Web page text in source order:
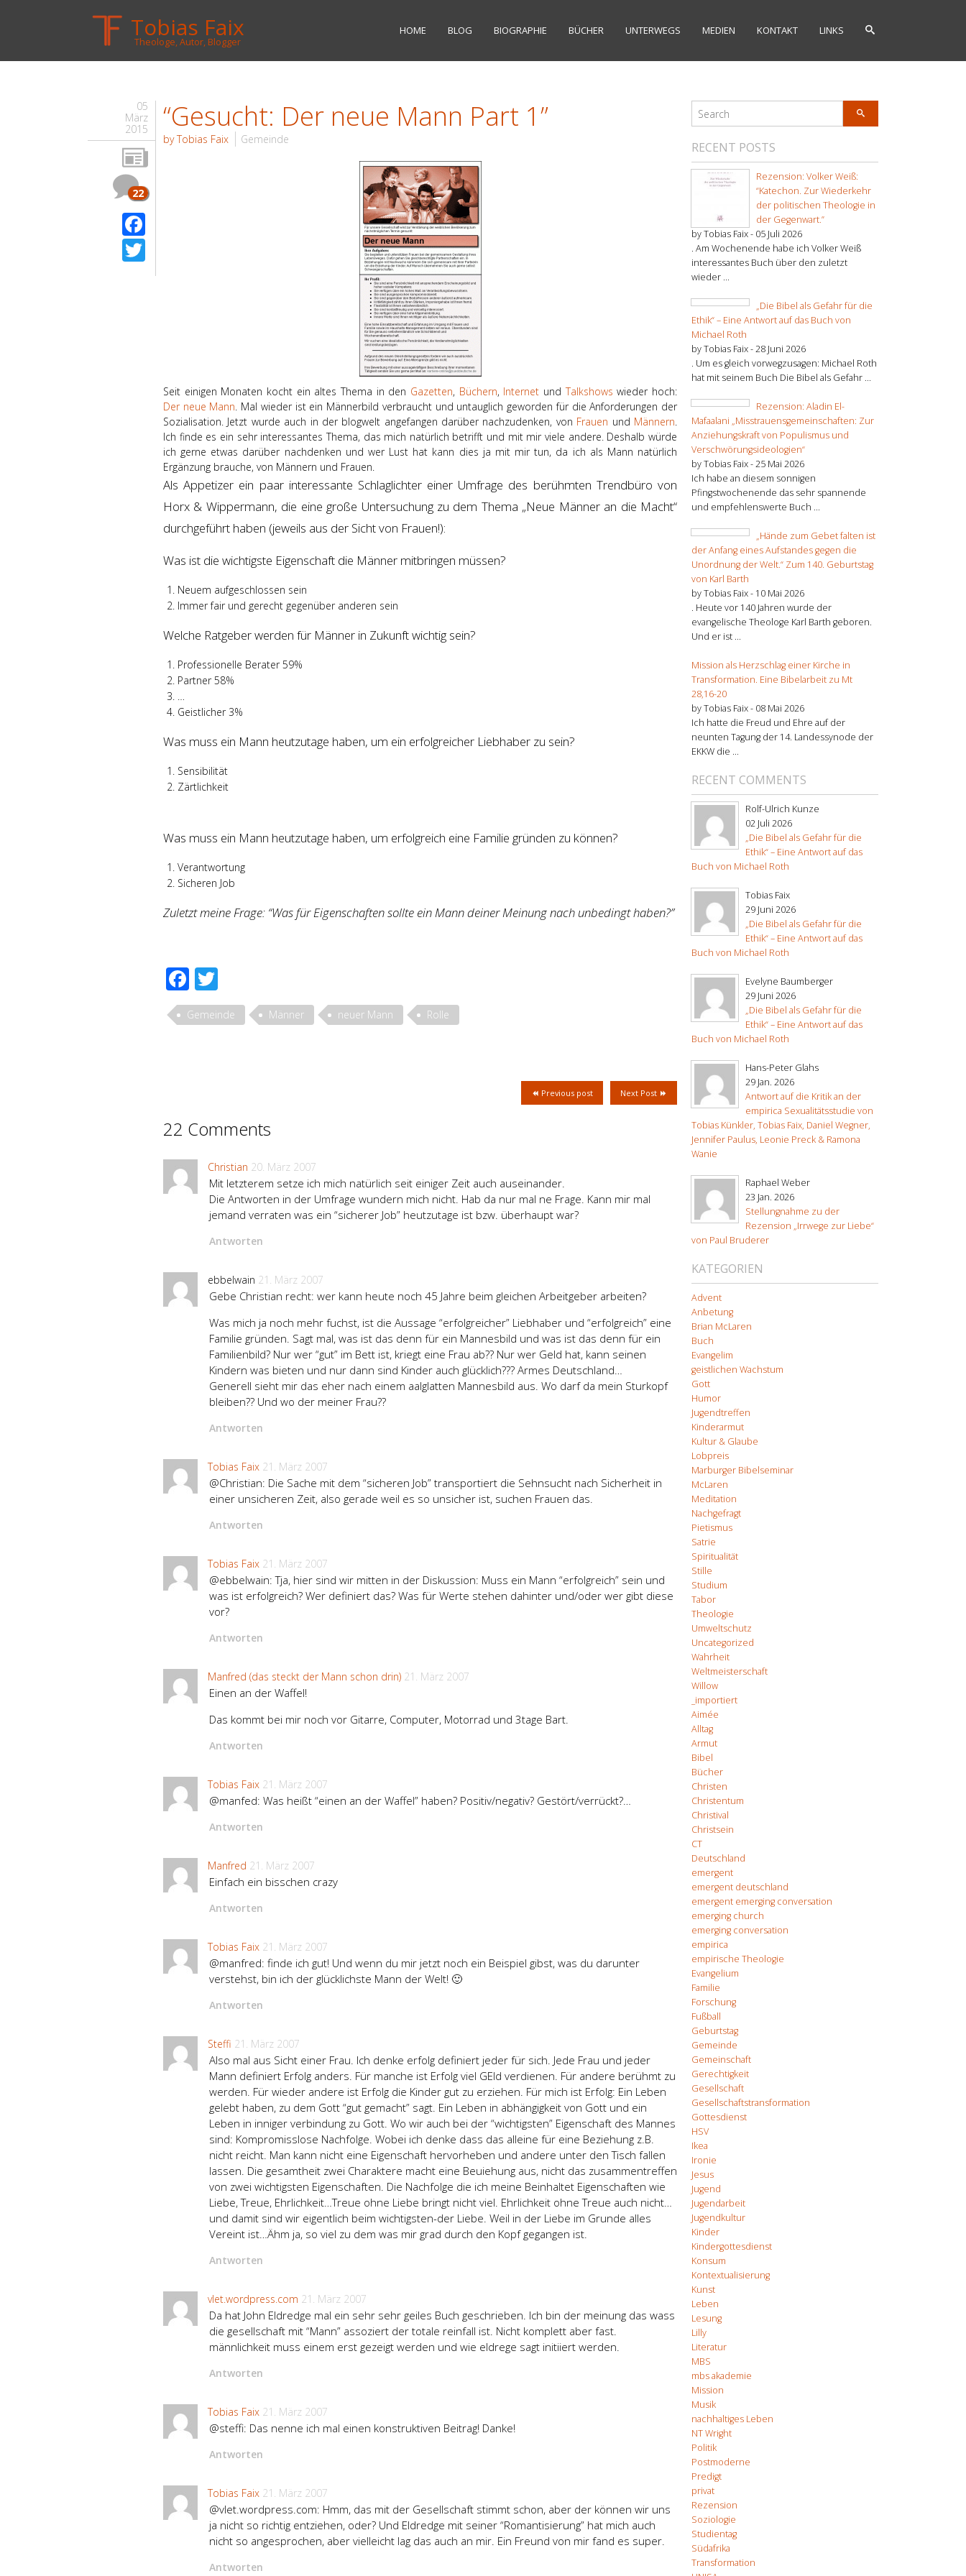
Tobias Faix
Theologe, Autor, Blogger
HOME BLOG BIOGRAPHIE BÜCHER UNTERWEGS MEDIEN KONTAKT LINKS
05
März
2015
22
“Gesucht: Der neue Mann Part 1”
by Tobias Faix Gemeinde
Seit einigen Monaten kocht ein altes Thema in den Gazetten, Büchern, Internet undTalkshowswieder hoch:
Der neue Mann. Mal wieder ist ein Männerbild verbraucht und untauglich geworden für die Anforderungen der
Sozialisation. Jetzt wurde auch in der blogwelt angefangen darüber nachzudenken, von Frauen und Männern.
Ich finde es ein sehr interessantes Thema, das mich natürlich betrifft und mit mir viele andere. Deshalb würde
ich gerne etwas darüber nachdenken und wer Lust hat kann dies ja mit mir tun, da ich als Mann natürlich
Ergänzung brauche, von Männern und Frauen.
Als Appetizer ein paar interessante Schlaglichter einer Umfrage des berühmten Trendbüro von
Horx & Wippermann, die eine große Untersuchung zu dem Thema „Neue Männer an die Macht“
durchgeführt haben (jeweils aus der Sicht von Frauen!):
Was ist die wichtigste Eigenschaft die Männer mitbringen müssen?
Neuem aufgeschlossen sein
Immer fair und gerecht gegenüber anderen sein
Welche Ratgeber werden für Männer in Zukunft wichtig sein?
Professionelle Berater 59%
Partner 58%
…
Geistlicher 3%
Was muss ein Mann heutzutage haben, um ein erfolgreicher Liebhaber zu sein?
Sensibilität
Zärtlichkeit
Was muss ein Mann heutzutage haben, um erfolgreich eine Familie gründen zu können?
Verantwortung
Sicheren Job
Zuletzt meine Frage: “Was für Eigenschaften sollte ein Mann deiner Meinung nach unbedingt haben?”
Facebook
Gemeinde Männer neuer Mann Rolle
Next Post
Previous post
22 Comments
Christian 20. März 2007
Mit letzterem setze ich mich natürlich seit einiger Zeit auch auseinander.
Die Antworten in der Umfrage wundern mich nicht. Hab da nur mal ne Frage. Kann mir mal
jemand verraten was ein “sicherer Job” heutzutage ist bzw. überhaupt war?
Antworten
ebbelwain 21. März 2007
Gebe Christian recht: wer kann heute noch 45 Jahre beim gleichen Arbeitgeber arbeiten?
Was mich ja noch mehr fuchst, ist die Aussage “erfolgreicher” Liebhaber und “erfolgreich” eine
Familie gründen. Sagt mal, was ist das denn für ein Mannesbild und was ist das denn für ein
Familienbild? Nur wer “gut” im Bett ist, kriegt eine Frau ab?? Nur wer Geld hat, kann seinen
Kindern was bieten und nur dann sind Kinder auch glücklich??? Armes Deutschland…
Generell sieht mir das eher nach einem aalglatten Mannesbild aus. Wo darf da mein Sturkopf
bleiben?? Und wo der meiner Frau??
Antworten
Tobias Faix 21. März 2007
@Christian: Die Sache mit dem “sicheren Job” transportiert die Sehnsucht nach Sicherheit in
einer unsicheren Zeit, also gerade weil es so unsicher ist, suchen Frauen das.
Antworten
Tobias Faix 21. März 2007
@ebbelwain: Tja, hier sind wir mitten in der Diskussion: Muss ein Mann “erfolgreich” sein und
was ist erfolgreich? Wer definiert das? Was für Werte stehen dahinter und/oder wer gibt diese
vor?
Antworten
Manfred (das steckt der Mann schon drin) 21. März 2007
Einen an der Waffel!
Das kommt bei mir noch vor Gitarre, Computer, Motorrad und 3tage Bart.
Antworten
Tobias Faix 21. März 2007
@manfed: Was heißt “einen an der Waffel” haben? Positiv/negativ? Gestört/verrückt?…
Antworten
Manfred 21. März 2007
Einfach ein bisschen crazy
Antworten
Tobias Faix 21. März 2007
@manfred: finde ich gut! Und wenn du mir jetzt noch ein Beispiel gibst, was du darunter
verstehst, bin ich der glücklichste Mann der Welt! 🙂
Antworten
Steffi 21. März 2007
Also mal aus Sicht einer Frau. Ich denke erfolg definiert jeder für sich. Jede Frau und jeder
Mann definiert Erfolg anders. Für manche ist Erfolg viel GEld verdienen. Für andere berühmt zu
werden. Für wieder andere ist Erfolg die Kinder gut zu erziehen. Für mich ist Erfolg: Ein Leben
gelebt haben, zu dem Gott “gut gemacht” sagt. Ein Leben in abhängigkeit von Gott und ein
Leben in inniger verbindung zu Gott. Wo wir auch bei der “wichtigsten” Eigenschaft des Mannes
sind: Kompromisslose Nachfolge. Wobei ich denke dass das alleine für eine Beziehung z.B.
nicht reicht. Man kann nicht eine Eigenschaft hervorheben und andere unter den Tisch fallen
lassen. Die gesamtheit zwei Charaktere macht eine Beuiehung aus, nicht das zusammentreffen
von zwei wichtigsten Eigenschaften. Die Nachfolge die ich meine Beinhaltet Eigenschaften wie
Liebe, Treue, Ehrlichkeit…Treue ohne Liebe bringt nicht viel. Ehrlichkeit ohne Treue auch nicht…
und damit sind wir eigentlich beim wichtigsten-der Liebe. Weil in der Liebe im Grunde alles
Vereint ist…Ähm ja, so viel zu dem was mir grad durch den Kopf gegangen ist.
Antworten
vlet.wordpress.com 21. März 2007
Da hat John Eldredge mal ein sehr sehr geiles Buch geschrieben. Ich bin der meinung das wass
die gesellschaft mit “Mann” assoziert der totale reinfall ist. Nicht komplett aber fast.
männlichkeit muss einem erst gezeigt werden und wie eldrege sagt initiiert werden.
Antworten
Tobias Faix 21. März 2007
@steffi: Das nenne ich mal einen konstruktiven Beitrag! Danke!
Antworten
Tobias Faix 21. März 2007
@vlet.wordpress.com: Hmm, das mit der Gesellschaft stimmt schon, aber der können wir uns
ja nicht so richtig entziehen, oder? Und Eldredge mit seiner “Romantisierung” hat mich auch
nicht so angesprochen, aber vielleicht lag das auch an mir. Ein Freund von mir fand es super.
Antworten
RECENT POSTS
Rezension: Volker Weiß:
“Katechon. Zur Wiederkehr
der politischen Theologie in
der Gegenwart.”
by Tobias Faix - 05 Juli 2026
. Am Wochenende habe ich Volker Weiß
interessantes Buch über den zuletzt
wieder ...
„Die Bibel als Gefahr für die
Ethik“ – Eine Antwort auf das Buch von
Michael Roth
by Tobias Faix -28 Juni 2026
. Um es gleich vorwegzusagen: Michael Roth
hat mit seinem Buch Die Bibel als Gefahr ...
Rezension: Aladin El-
Mafaalani „Misstrauensgemeinschaften: Zur
Anziehungskraft von Populismus und
Verschwörungsideologien“
by Tobias Faix -25 Mai 2026
Ich habe an diesem sonnigen
Pfingstwochenende das sehr spannende
und empfehlenswerte Buch ...
„Hände zum Gebet falten ist
der Anfang eines Aufstandes gegen die
Unordnung der Welt.“ Zum 140. Geburtstag
von Karl Barth
by Tobias Faix - 10 Mai 2026
. Heute vor 140 Jahren wurde der
evangelische Theologe Karl Barth geboren.
Und er ist ...
Mission als Herzschlag einer Kirche in
Transformation. Eine Bibelarbeit zu Mt
28,16-20
by Tobias Faix - 08 Mai 2026
Ich hatte die Freud und Ehre auf der
neunten Tagung der 14. Landessynode der
EKKW die ...
RECENT COMMENTS
Rolf-Ulrich Kunze
02 Juli 2026
„Die Bibel als Gefahr für die
Ethik“ – Eine Antwort auf das
Buch von Michael Roth
Tobias Faix
29 Juni 2026
„Die Bibel als Gefahr für die
Ethik“ – Eine Antwort auf das
Buch von Michael Roth
Evelyne Baumberger
29 Juni 2026
„Die Bibel als Gefahr für die
Ethik“ – Eine Antwort auf das
Buch von Michael Roth
Hans-Peter Glahs
29 Jan. 2026
Antwort auf die Kritik an der
empirica Sexualitätsstudie von
Tobias Künkler, Tobias Faix, Daniel Wegner,
Jennifer Paulus, Leonie Preck & Ramona
Wanie
Raphael Weber
23 Jan. 2026
Stellungnahme zu der
Rezension „Irrwege zur Liebe“
von Paul Bruderer
KATEGORIEN
Advent
Anbetung
Brian McLaren
Buch
Evangelim
geistlichen Wachstum
Gott
Humor
Jugendtreffen
Kinderarmut
Kultur & Glaube
Lobpreis
Marburger Bibelseminar
McLaren
Meditation
Nachgefragt
Pietismus
Satrie
Spiritualität
Stille
Studium
Tabor
Theologie
Umweltschutz
Uncategorized
Wahrheit
Weltmeisterschaft
Willow
_importiert
Aimée
Alltag
Armut
Bibel
Bücher
Christen
Christentum
Christival
Christsein
CT
Deutschland
emergent
emergent deutschland
emergent emerging conversation
emerging church
emerging conversation
empirica
empirische Theologie
Evangelium
Familie
Forschung
Fußball
Geburtstag
Gemeinde
Gemeinschaft
Gerechtigkeit
Gesellschaft
Gesellschaftstransformation
Gottesdienst
HSV
Ikea
Ironie
Jesus
Jugend
Jugendarbeit
Jugendkultur
Kinder
Kindergottesdienst
Konsum
Kontextualisierung
Kunst
Leben
Lesung
Lilly
Literatur
MBS
mbs akademie
Mission
Musik
nachhaltiges Leben
NT Wright
Politik
Postmoderne
Predigt
privat
Rezension
Soziologie
Studientag
Südafrika
Transformation